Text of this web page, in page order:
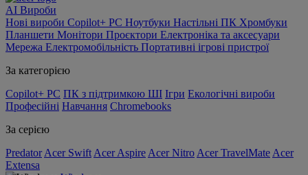
AI Вироби
Нові вироби Copilot+ PC Ноутбуки Настільні ПК Хромбуки
Планшети Монітори Проєктори Електроніка та аксесуари
Мережа Електромобільність Портативні ігрові пристрої
За категорією
Copilot+ PC ПК з підтримкою ШІ Ігри Екологічні вироби
Професійні Навчання Chromebooks
За серією
Predator Acer Swift Acer Aspire Acer Nitro Acer TravelMate Acer
Extensa